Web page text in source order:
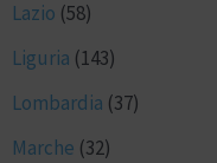
Lazio (58)
Liguria (143)
Lombardia (37)
Marche (32)